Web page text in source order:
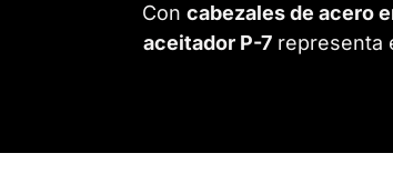
Con cabezales de acero
aceitador P-7 representa